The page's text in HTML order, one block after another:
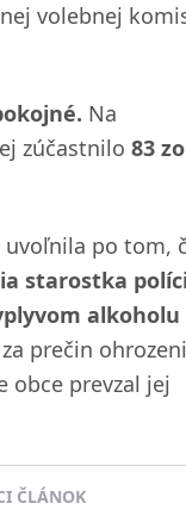
volebnej
Na
zúčastnilo 83
uvoľnila po tom,
starostka
alkoholu
prečin
obce prevzal jej
ČLÁNOK